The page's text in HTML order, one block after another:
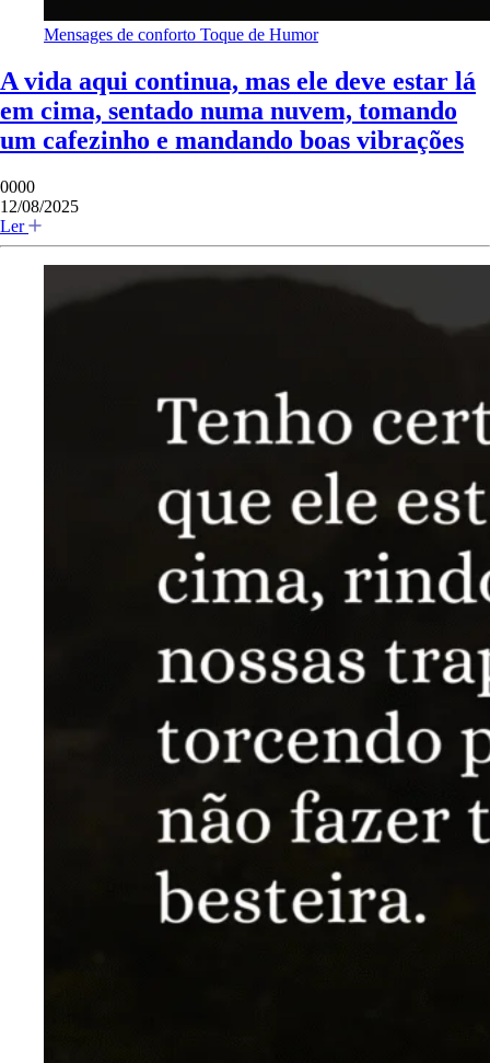
Mensages de conforto Toque de Humor
A vida aqui continua, mas ele deve estar lá
em cima, sentado numa nuvem, tomando
um cafezinho e mandando boas vibrações
0000
12/08/2025
Ler